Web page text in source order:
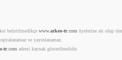
belirtilmedikçe www.arkeo-tr.com üyelerine ait olup
ve yayınlanamaz.
tr.com adresi kaynak gösterilmelidir.